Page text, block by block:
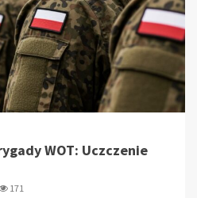
WOT: Uczczenie
171